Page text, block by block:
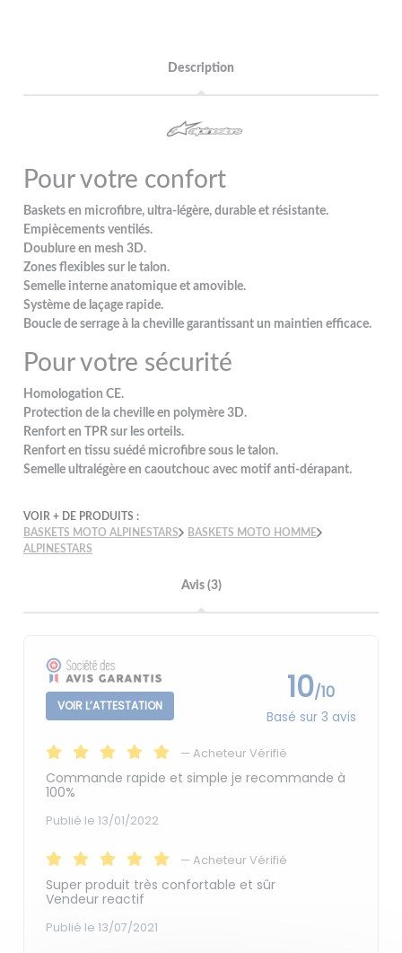
Description
Pour votre confort
Baskets en microfibre, ultra-légère, durable et résistante.
Empiècements ventilés.
Doublure en mesh 3D.
Zones flexibles sur le talon.
Semelle interne anatomique et amovible.
Système de laçage rapide.
Boucle de serrage à la cheville garantissant un maintien efficace.
Pour votre sécurité
Homologation CE.
Protection de la cheville en polymère 3D.
Renfort en TPR sur les orteils.
Renfort en tissu suédé microfibre sous le talon.
Semelle ultralégère en caoutchouc avec motif anti-dérapant.
VOIR + DE PRODUITS :
BASKETS MOTO ALPINESTARS
BASKETS MOTO HOMME
ALPINESTARS
Avis (3)
VOIR L’ATTESTATION 10/10
Basé sur 3 avis
—Acheteur Vérifié
Commande rapide et simple je recommande à
100%
Publié le 13/01/2022
—Acheteur Vérifié
Super produit très confortable et sûr
Vendeur reactif
Publié le 13/07/2021